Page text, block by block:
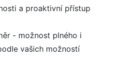
a proaktivní přístup
- možnost plného i
vašich možností